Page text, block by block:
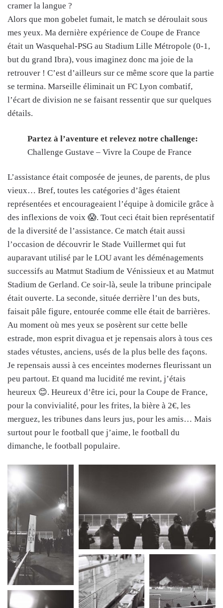
cramer la langue ?
Alors que mon gobelet fumait, le match se déroulait sous
mes yeux. Ma dernière expérience de Coupe de France
était un Wasquehal-PSG au Stadium Lille Métropole (0-1,
but du grand Ibra), vous imaginez donc ma joie de la
retrouver ! C’est d’ailleurs sur ce même score que la partie
se termina. Marseille éliminait un FC Lyon combatif,
l’écart de division ne se faisant ressentir que sur quelques
détails.
Partez à l’aventure et relevez notre challenge:
Challenge Gustave – Vivre la Coupe de France
L’assistance était composée de jeunes, de parents, de plus
vieux… Bref, toutes les catégories d’âges étaient
représentées et encourageaient l’équipe à domicile grâce à
des inflexions de voix 😱. Tout ceci était bien représentatif
de la diversité de l’assistance. Ce match était aussi
l’occasion de découvrir le Stade Vuillermet qui fut
auparavant utilisé par le LOU avant les déménagements
successifs au Matmut Stadium de Vénissieux et au Matmut
Stadium de Gerland. Ce soir-là, seule la tribune principale
était ouverte. La seconde, située derrière l’un des buts,
faisait pâle figure, entourée comme elle était de barrières.
Au moment où mes yeux se posèrent sur cette belle
estrade, mon esprit divagua et je repensais alors à tous ces
stades vétustes, anciens, usés de la plus belle des façons.
Je repensais aussi à ces enceintes modernes fleurissant un
peu partout. Et quand ma lucidité me revint, j’étais
heureux 😊. Heureux d’être ici, pour la Coupe de France,
pour la convivialité, pour les frites, la bière à 2€, les
merguez, les tribunes dans leurs jus, pour les amis… Mais
surtout pour le football que j’aime, le football du
dimanche, le football populaire.